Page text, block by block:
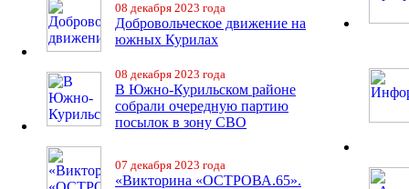
08 декабря 2023 года
Добровольческое движение на
южных Курилах
08 декабря 2023 года
В Южно-Курильском районе
собрали очередную партию
посылок в зону СВО
07 декабря 2023 года
«Викторина «ОСТРОВА.65».